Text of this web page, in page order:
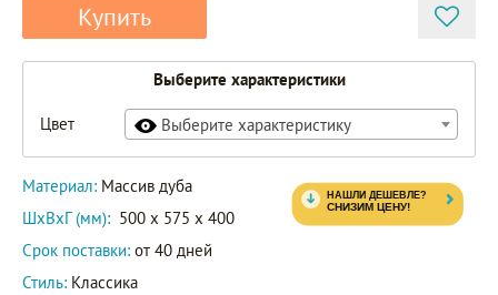
Купить
Выберите характеристики
Цвет Выберите характеристику
Материал: Массив дуба
ШxВxГ (мм): 500 x 575 x 400
Срок поставки: от 40 дней
Стиль: Классика